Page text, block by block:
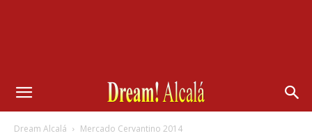
Dream Alcalá Mercado Cervantino 2014